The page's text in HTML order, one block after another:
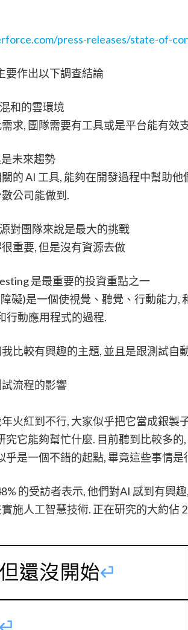
press-releases/state-of-
要作出以下調查結論
和的雲環境
求, 團隊需要有工具或是平台能有效
未來趨勢
的 AI 工具, 能夠在開發過程中幫助他
公司能做到.
對團隊來說是最大的挑戰
重要, 但是沒有資源去做
是最重要的投資重點之一
礙)是一個使視覺、聽覺、行動能力,
行動應用程式的過程.
比較有興趣的主題, 並且是跟測試自
流程的影響
火紅到不行, 大家似乎把它當成銀製
究它能夠幫忙什麼. 目前聽到比較多
乎是一個不錯的起點, 畢竟這些事情是
的受訪者表⽰, 他們對AI 感到有興
施⼈⼯智慧技術. 正在研究的大約佔